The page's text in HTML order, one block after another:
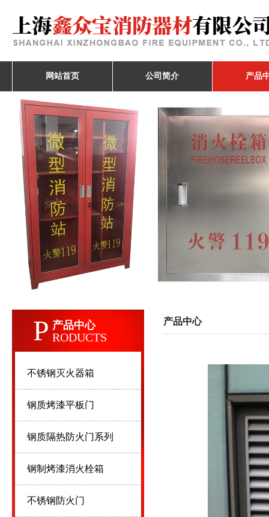
网站首页 公司简介 产品
P 产品中心
RODUCTS
不锈钢灭火器箱
钢质烤漆平板门
钢质隔热防火门系列
钢制烤漆消火栓箱
不锈钢防火门
产品中心